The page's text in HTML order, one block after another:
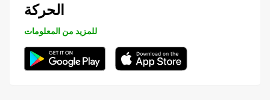
الحركة
للمزيد من المعلومات